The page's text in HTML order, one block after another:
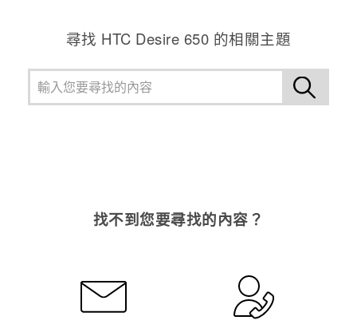
企業採購
VIVELAND
登入
尋找 HTC Desire 650 的相關主題
找不到您要尋找的內容？